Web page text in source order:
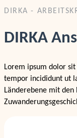
DIRKA -
DIRKA
Lorem ipsum dolor
tempor incididunt ut
Länderebene mit